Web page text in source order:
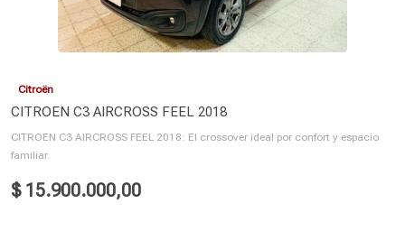
Citroën
CITROEN C3 AIRCROSS FEEL 2018
CITROEN C3 AIRCROSS FEEL 2018: El crossover ideal por confort y espacio
familiar.
$ 15.900.000,00